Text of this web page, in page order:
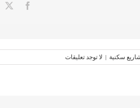
سكنية | لا توجد تعليقات